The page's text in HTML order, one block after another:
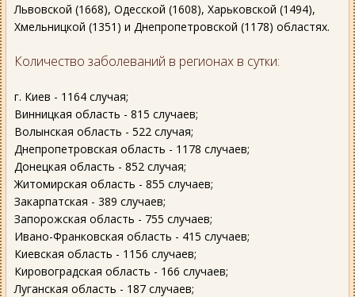
Львовской (1668), Одесской (1608), Харьковской (1494),
Хмельницкой (1351) и Днепропетровской (1178) областях.
Количество заболеваний в регионах в сутки:
г. Киев - 1164 случая;
Винницкая область - 815 случаев;
Волынская область - 522 случая;
Днепропетровская область - 1178 случаев;
Донецкая область - 852 случая;
Житомирская область - 855 случаев;
Закарпатская - 389 случаев;
Запорожская область - 755 случаев;
Ивано-Франковская область - 415 случаев;
Киевская область - 1156 случаев;
Кировоградская область - 166 случаев;
Луганская область - 187 случаев;